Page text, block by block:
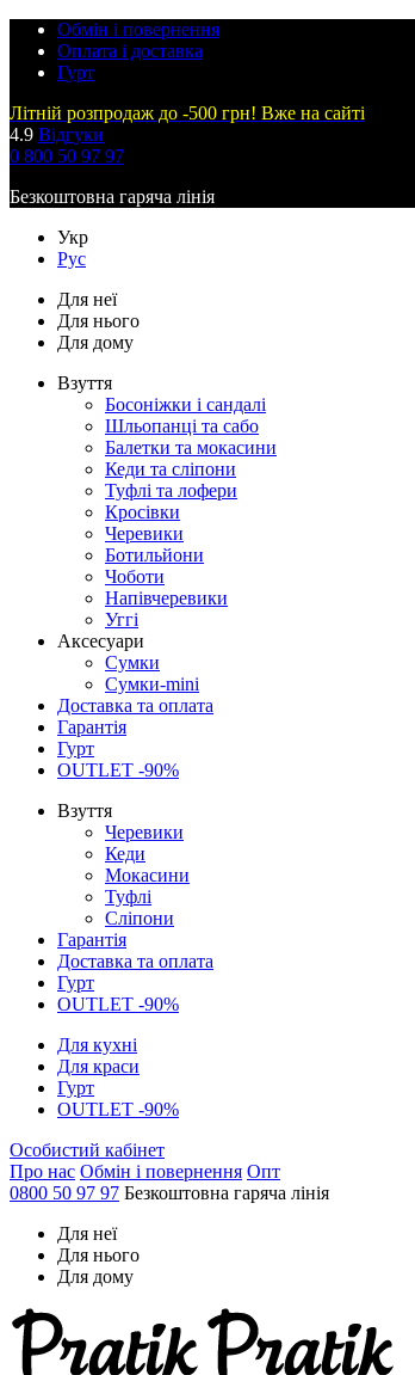
Обмін і повернення
Оплата і доставка
Гурт
Літній розпродаж до -500 грн! Вже на сайті
4.9 Відгуки
0 800 50 97 97
Безкоштовна гаряча лінія
Укр
Рус
Для неї
Для нього
Для дому
Взуття
Босоніжки і сандалі
Шльопанці та сабо
Балетки та мокасини
Кеди та сліпони
Туфлі та лофери
Кросівки
Черевики
Ботильйони
Чоботи
Напівчеревики
Уггі
Аксесуари
Сумки
Сумки-mini
Доставка та оплата
Гарантія
Гурт
OUTLET -90%
Взуття
Черевики
Кеди
Мокасини
Туфлі
Сліпони
Гарантія
Доставка та оплата
Гурт
OUTLET -90%
Для кухні
Для краси
Гурт
OUTLET -90%
Особистий кабінет
Про нас Обмін і повернення Опт
0800 50 97 97 Безкоштовна гаряча лінія
Для неї
Для нього
Для дому